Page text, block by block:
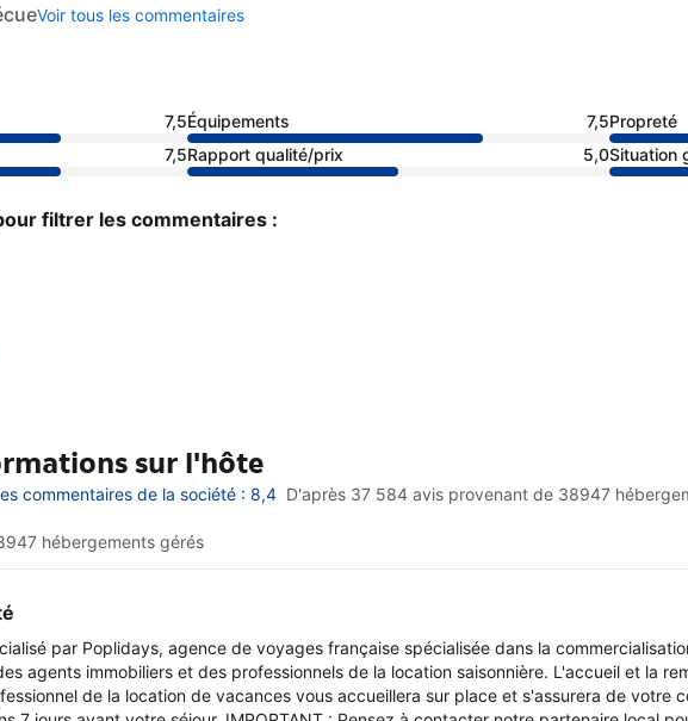
Voir tous les commentaires
7,5Équipements 7,5Propreté
7,5Rapport qualité/prix 5,0Situation
filtrer les commentaires :
sur l'hôte
commentaires de la société : 8,4 D'après 37 584 avis provenant de 38947
hébergements gérés
par Poplidays, agence de voyages française spécialisée dans la
agents immobiliers et des professionnels de la location saisonnière. L'accueil et la
de la location de vacances vous accueillera sur place et s'assurera de votre